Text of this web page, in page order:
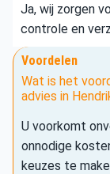
Ja, wij zorgen
controle en
Voordelen
Wat is het
advies in
U voorkomt
onnodige
keuzes te